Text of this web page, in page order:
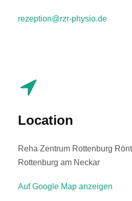
rezeption@rzr-physio.de
Location
Reha Zentrum Rottenburg
Rottenburg am Neckar
Auf Google Map anzeigen